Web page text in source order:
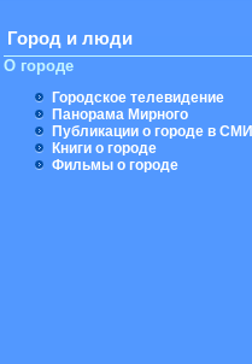
Город и люди
О городе
Городское телевидение
Панорама Мирного
Публикации о городе в СМИ
Книги о городе
Фильмы о городе